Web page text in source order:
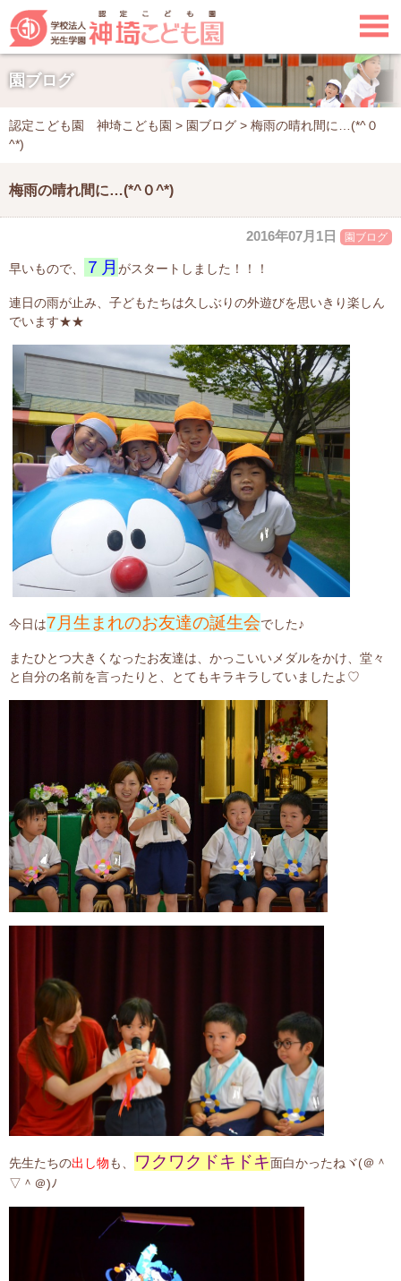

園ブログ
認定こども園 神埼こども園 > 園ブログ > 梅雨の晴れ間に…(*^０
^*)
梅雨の晴れ間に…(*^０^*)
2016年07月1日 園ブログ
早いもので、 ７月 がスタートしました！！！
連日の雨が止み、子どもたちは久しぶりの外遊びを思いきり楽しん
でいます★★
今日は7月生まれのお友達の誕生会でした♪
またひとつ大きくなったお友達は、かっこいいメダルをかけ、堂々
と自分の名前を言ったりと、とてもキラキラしていましたよ♡
先生たちの出し物も、 ワクワクドキドキ面白かったねヾ(＠＾
▽＾＠)ﾉ